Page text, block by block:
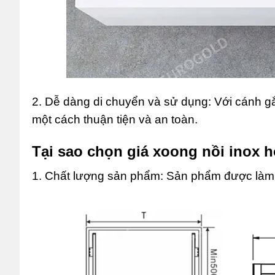
2. Dễ dàng di chuyển và sử dụng: Với cánh
một cách thuận tiện và an toàn.
Tại sao chọn giá xoong nồi inox
1. Chất lượng sản phẩm: Sản phẩm được